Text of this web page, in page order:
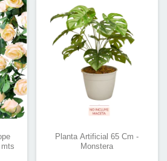
Planta Artificial 65 Cm -
Monstera